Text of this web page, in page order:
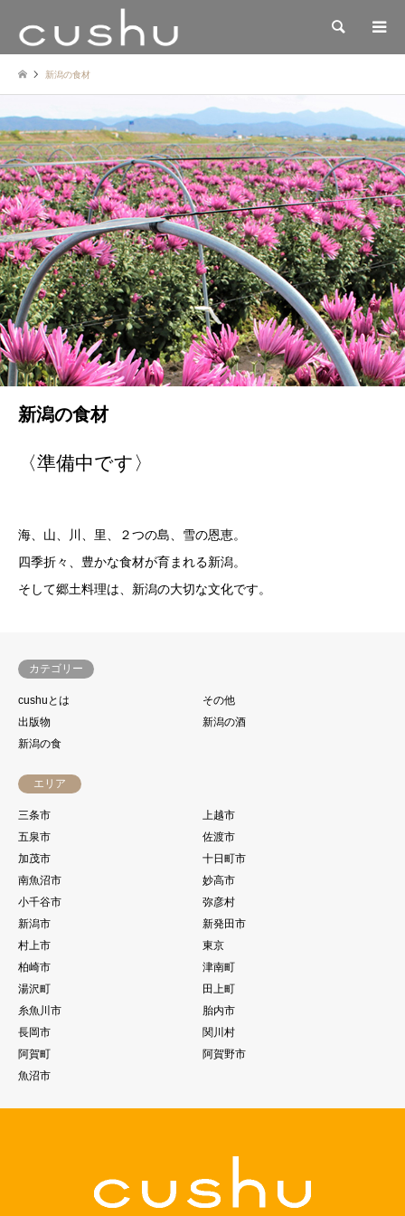
検索
新潟の食材
新潟の食材
〈準備中です〉
海、山、川、里、２つの島、雪の恩恵。
四季折々、豊かな食材が育まれる新潟。
そして郷土料理は、新潟の大切な文化です。
カテゴリー
cushuとは
その他
出版物
新潟の酒
新潟の食
エリア
三条市
上越市
五泉市
佐渡市
加茂市
十日町市
南魚沼市
妙高市
小千谷市
弥彦村
新潟市
新発田市
村上市
東京
柏崎市
津南町
湯沢町
田上町
糸魚川市
胎内市
長岡市
関川村
阿賀町
阿賀野市
魚沼市